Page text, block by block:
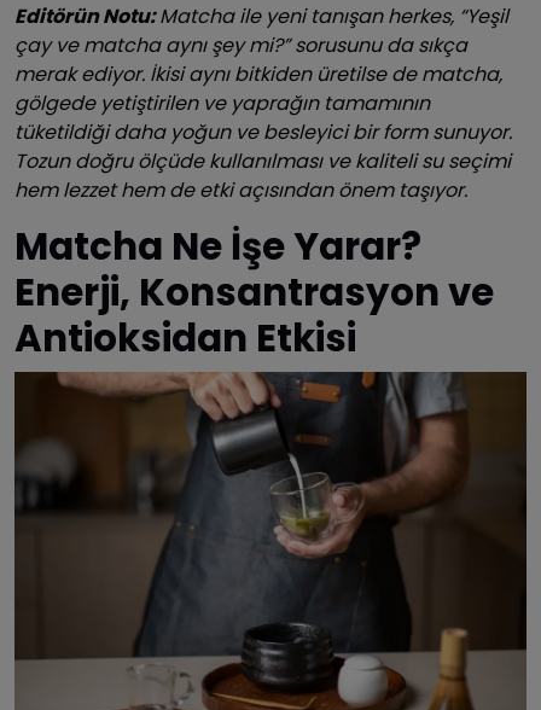
Editörün Notu:Matcha ile yeni tanışan herkes, “Yeşil
çay ve matcha aynı şey mi?” sorusunu da sıkça
merak ediyor. İkisi aynı bitkiden üretilse de matcha,
gölgede yetiştirilen ve yaprağın tamamının
tüketildiği daha yoğun ve besleyici bir form sunuyor.
Tozun doğru ölçüde kullanılması ve kaliteli su seçimi
hem lezzet hem de etki açısından önem taşıyor.
Matcha Ne İşe Yarar?
Enerji, Konsantrasyon ve
Antioksidan Etkisi